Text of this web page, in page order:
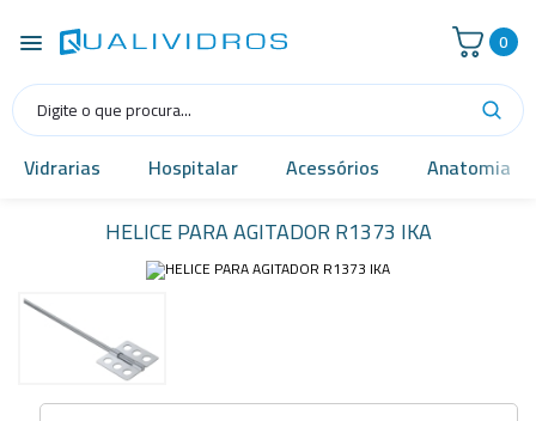
0
Vidrarias Hospitalar Acessórios Anatomia
HELICE PARA AGITADOR R1373 IKA